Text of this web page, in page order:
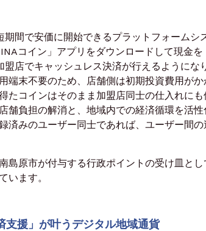
間で安価に開始できるプラットフォームシ
コイン」アプリをダウンロードして現金を
店でキャッシュレス決済が行えるようにな
端末不要のため、店舗側は初期投資費用がか
たコインはそのまま加盟店同士の仕入れにも
舗負担の解消と、地域内での経済循環を活性
済みのユーザー同士であれば、ユーザー間の
原市が付与する行政ポイントの受け皿とし
います。
支援」が叶うデジタル地域通貨